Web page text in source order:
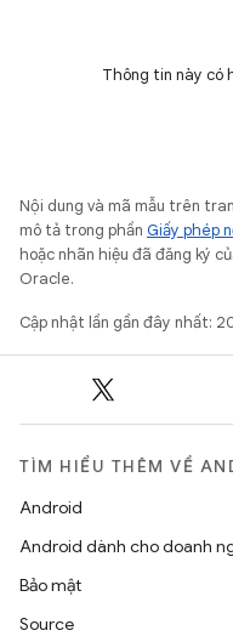
Thông tin này có
Nội dung và mã mẫu trên
mô tả trong phần Giấy phép
hoặc nhãn hiệu đã đăng ký
Oracle.
Cập nhật lần gần đây nhất:
TÌM HIỂU THÊM VỀ
Android
Android dành cho doanh
Bảo mật
Source